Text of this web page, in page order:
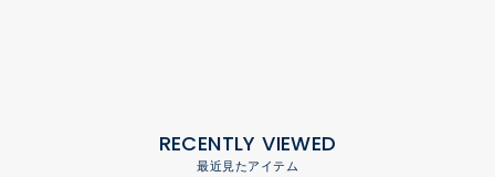
RECENTLY VIEWED
最近見たアイテム